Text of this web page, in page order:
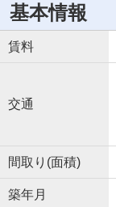
基本情報
賃料
交通
間取り(面積)
築年月